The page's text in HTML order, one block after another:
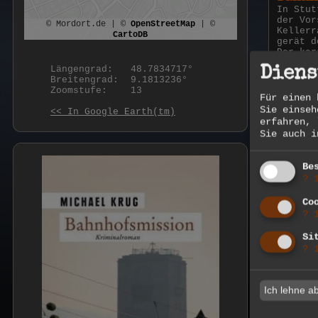
© Mordort.de | © OpenStreetMap| ©
CartoDB
Längengrad:
48.7834717°
Breitengrad:
9.1813236°
Zoomstufe:
13
<< In Google Earth(tm)
In
der
gerät
Der
Tatort.
toten
Quelle:
Für einen
Sie
erfahren,
Sie auch
?
?
?
Ich lehne ab